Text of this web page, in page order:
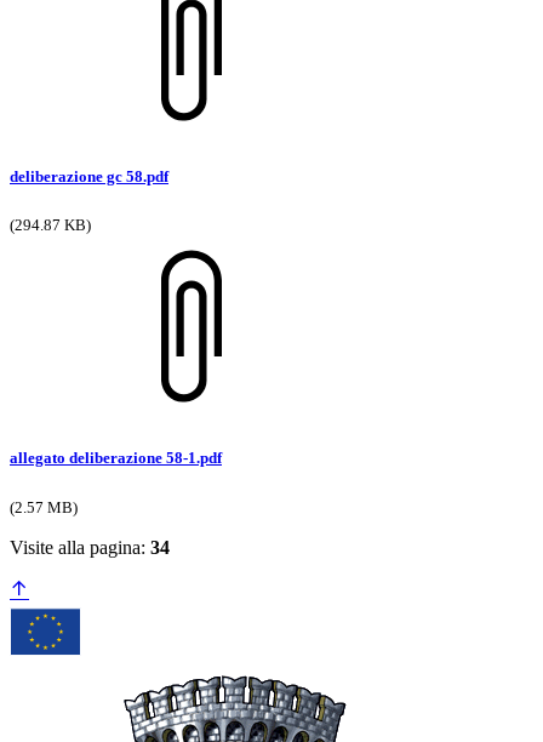
deliberazione gc 58.pdf
(294.87 KB)
allegato deliberazione 58-1.pdf
(2.57 MB)
Visite alla pagina: 34